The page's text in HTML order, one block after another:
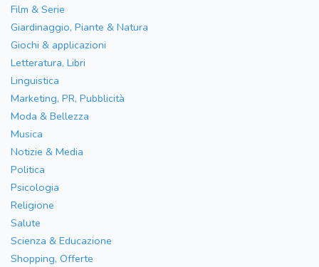
Film & Serie
Giardinaggio, Piante & Natura
Giochi & applicazioni
Letteratura, Libri
Linguistica
Marketing, PR, Pubblicità
Moda & Bellezza
Musica
Notizie & Media
Politica
Psicologia
Religione
Salute
Scienza & Educazione
Shopping, Offerte